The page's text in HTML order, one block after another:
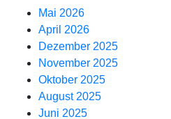
Mai 2026
April 2026
Dezember 2025
November 2025
Oktober 2025
August 2025
Juni 2025